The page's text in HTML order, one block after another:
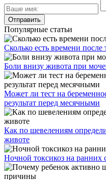
Популярные статьи
Сколько есть времени
Боли внизу живота при
Может ли тест на
результат перед месячными
Как по шевелениям
животе
Ночной токсикоз на ранних